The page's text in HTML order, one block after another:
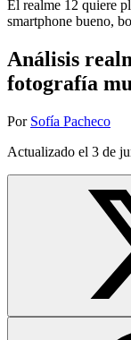
El realme 12 quiere
smartphone bueno,
Análisis
fotografía
Por Sofía Pacheco
Actualizado el 3 de